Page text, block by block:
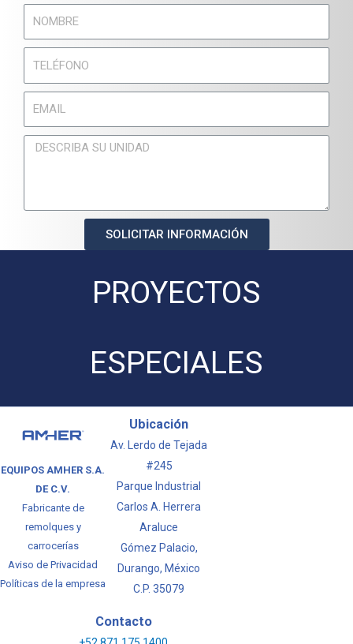
SOLICITAR INFORMACIÓN
PROYECTOS
ESPECIALES
EQUIPOS AMHER S.A.
DE C.V.
Fabricante de
remolques y
carrocerías
Aviso de Privacidad
Políticas de la empresa
Ubicación
Av. Lerdo de Tejada
#245
Parque Industrial
Carlos A. Herrera
Araluce
Gómez Palacio,
Durango, México
C.P. 35079
Contacto